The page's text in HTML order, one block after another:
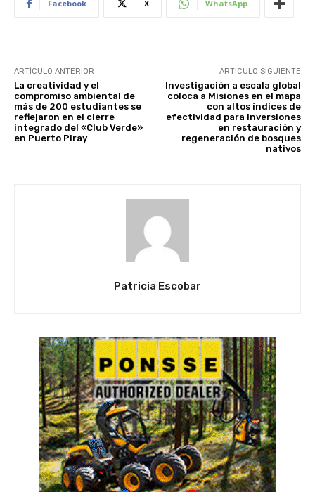
Facebook X WhatsApp
ARTÍCULO ANTERIOR
La creatividad y el
compromiso ambiental de
más de 200 estudiantes se
reflejaron en el cierre
integrado del «Club Verde»
en Puerto Piray
ARTÍCULO SIGUIENTE
Investigación a escala global
coloca a Misiones en el mapa
con altos índices de
efectividad para inversiones
en restauración y
regeneración de bosques
nativos
Patricia Escobar